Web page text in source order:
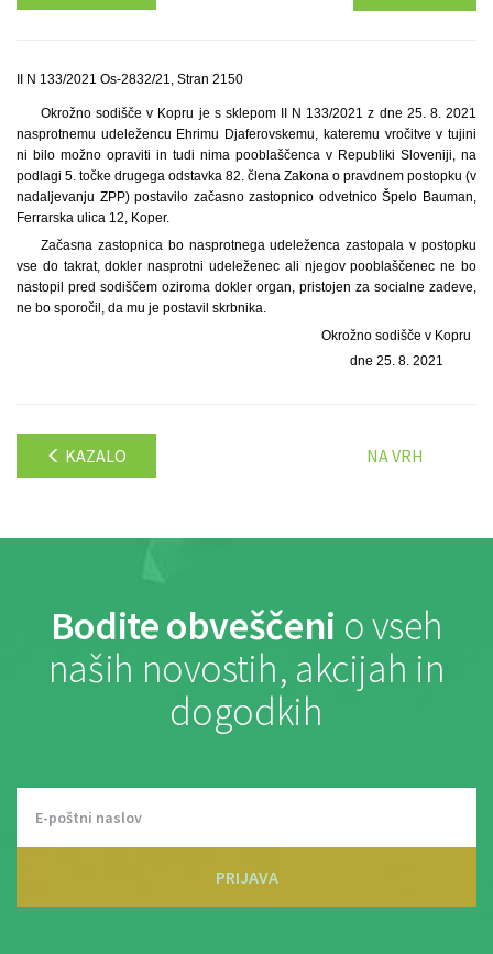
II N 133/2021 Os-2832/21, Stran 2150
Okrožno sodišče v Kopru je s sklepom II N 133/2021 z dne 25. 8. 2021
nasprotnemu udeležencu Ehrimu Djaferovskemu, kateremu vročitve v tujini
ni bilo možno opraviti in tudi nima pooblaščenca v Republiki Sloveniji, na
podlagi 5. točke drugega odstavka 82. člena Zakona o pravdnem postopku (v
nadaljevanju ZPP) postavilo začasno zastopnico odvetnico Špelo Bauman,
Ferrarska ulica 12, Koper.
Začasna zastopnica bo nasprotnega udeleženca zastopala v postopku
vse do takrat, dokler nasprotni udeleženec ali njegov pooblaščenec ne bo
nastopil pred sodiščem oziroma dokler organ, pristojen za socialne zadeve,
ne bo sporočil, da mu je postavil skrbnika.
Okrožno sodišče v Kopru
dne 25. 8. 2021
KAZALO NA VRH
Bodite obveščeni o vseh
naših novostih, akcijah in
dogodkih
PRIJAVA